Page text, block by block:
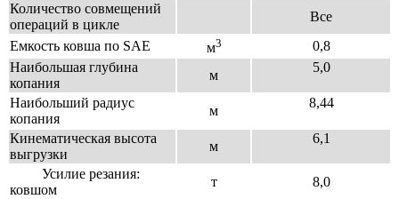
Количество совмещений
операций в цикле
Все
Емкость ковша по SAE
м3
0,8
Наибольшая глубина
копания
м
5,0
Наибольший радиус
копания
м
8,44
Кинематическая высота
выгрузки
м
6,1
Усилие резания:
ковшом
т
8,0